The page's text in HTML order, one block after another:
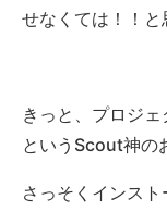
せなくては！！と
きっと、プロジ
というScout神の
さっそくインスト